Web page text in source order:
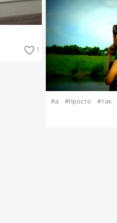
1
#а #просто #так